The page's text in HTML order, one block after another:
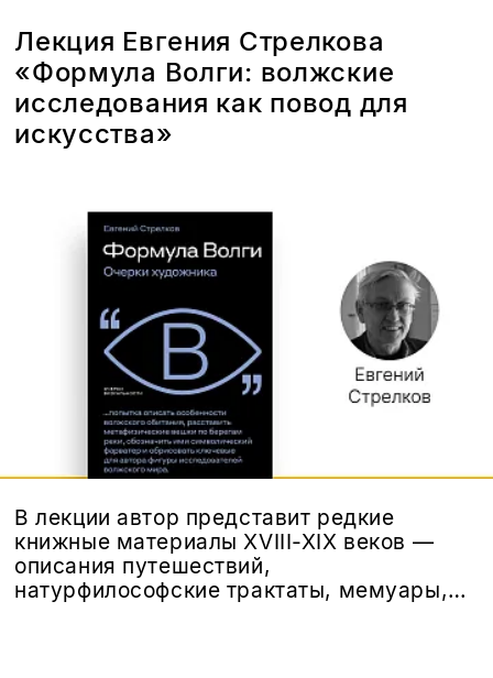
Лекция Евгения Стрелкова
«Формула Волги: волжские
исследования как повод для
искусства»
В лекции автор представит редкие
книжные материалы XVIII-XIX веков —
описания путешествий,
натурфилософские трактаты, мемуары,